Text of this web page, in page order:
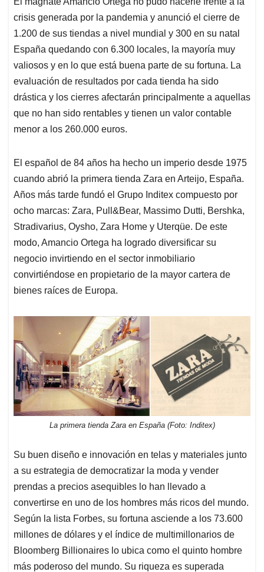
s
A
p
p
b
o
o
k
e
d
I
n
l
a
d
s
crisis generada por la pandemia y anunció el cierre de
1.200 de sus tiendas a nivel mundial y 300 en su natal
España quedando con 6.300 locales, la mayoría muy
valiosos y en lo que está buena parte de su fortuna. La
evaluación de resultados por cada tienda ha sido
drástica y los cierres afectarán principalmente a aquellas
que no han sido rentables y tienen un valor contable
menor a los 260.000 euros.
El español de 84 años ha hecho un imperio desde 1975
cuando abrió la primera tienda Zara en Arteijo​​, España.
Años más tarde fundó el Grupo Inditex compuesto por
ocho marcas: Zara, Pull&Bear, Massimo Dutti, Bershka,
Stradivarius, Oysho, Zara Home y Uterqüe. De este
modo, Amancio Ortega ha logrado diversificar su
negocio invirtiendo en el sector inmobiliario
convirtiéndose en propietario de la mayor cartera de
bienes raíces de Europa.
La primera tienda Zara en España (Foto: Inditex)
Su buen diseño e innovación en telas y materiales junto
a su estrategia de democratizar la moda y vender
prendas a precios asequibles lo han llevado a
convertirse en uno de los hombres más ricos del mundo.
Según la lista Forbes, su fortuna asciende a los 73.600
millones de dólares y el índice de multimillonarios de
Bloomberg Billionaires lo ubica como el quinto hombre
más poderoso del mundo. Su riqueza es superada